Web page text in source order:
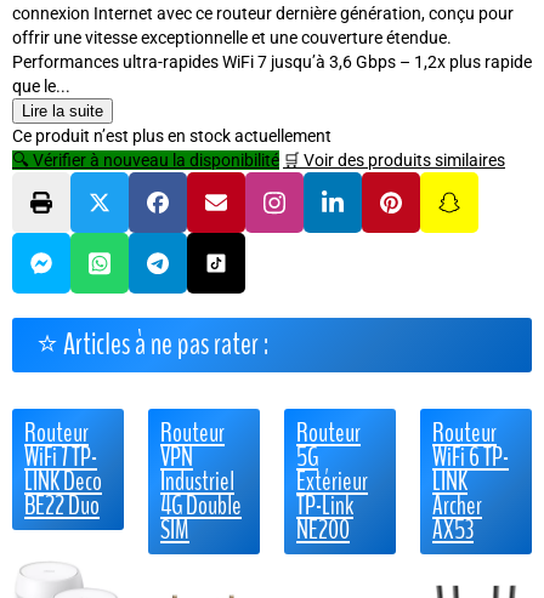
connexion Internet avec ce routeur dernière génération, conçu pour
offrir une vitesse exceptionnelle et une couverture étendue.
Performances ultra-rapides WiFi 7 jusqu’à 3,6 Gbps – 1,2x plus rapide
que le...
Lire la suite
Ce produit n’est plus en stock actuellement
🔍 Vérifier à nouveau la disponibilité 🛒 Voir des produits similaires
⭐ Articles à ne pas rater :
Routeur
WiFi 7 TP-
LINK Deco
BE22 Duo
Routeur
VPN
Industriel
4G Double
SIM
Routeur
5G
Extérieur
TP-Link
NE200
Routeur
WiFi 6 TP-
LINK
Archer
AX53